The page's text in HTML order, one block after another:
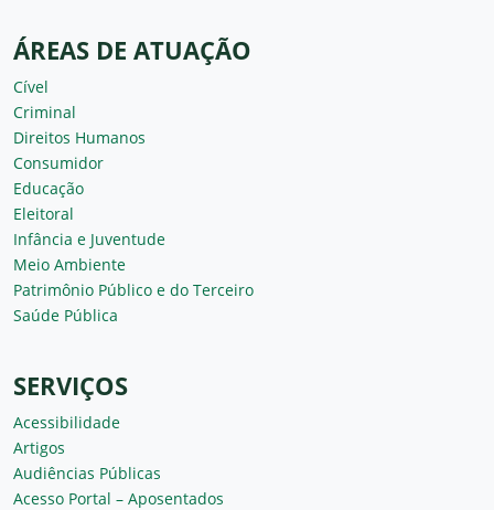
ÁREAS DE ATUAÇÃO
Cível
Criminal
Direitos Humanos
Consumidor
Educação
Eleitoral
Infância e Juventude
Meio Ambiente
Patrimônio Público e do Terceiro
Saúde Pública
SERVIÇOS
Acessibilidade
Artigos
Audiências Públicas
Acesso Portal – Aposentados